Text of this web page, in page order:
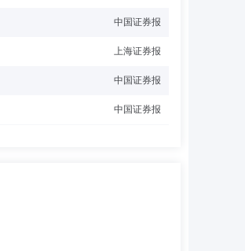
中国证券报
上海证券报
中国证券报
中国证券报